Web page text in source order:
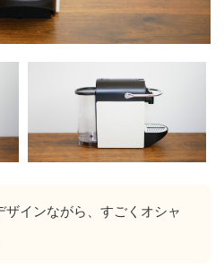
ザインながら、すごくオシャ